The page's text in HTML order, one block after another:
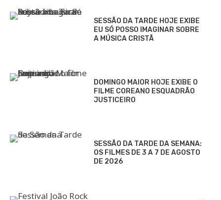
SESSÃO DA TARDE HOJE EXIBE
EU SÓ POSSO IMAGINAR SOBRE
A MÚSICA CRISTÃ
DOMINGO MAIOR HOJE EXIBE O
FILME COREANO ESQUADRÃO
JUSTICEIRO
SESSÃO DA TARDE DA SEMANA:
OS FILMES DE 3 A 7 DE AGOSTO
DE 2026